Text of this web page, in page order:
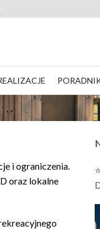
i ograniczenia.
oraz lokalne